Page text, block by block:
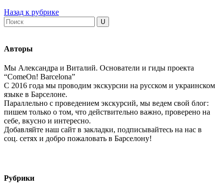
Назад к рубрике
Авторы
Мы Александра и Виталий. Основатели и гиды проекта
“ComeOn! Barcelona”
С 2016 года мы проводим экскурсии на русском и украинском
языке в Барселоне.
Параллельно с проведением экскурсий, мы ведем свой блог:
пишем только о том, что действительно важно, проверено на
себе, вкусно и интересно.
Добавляйте наш сайт в закладки, подписывайтесь на нас в
соц. сетях и добро пожаловать в Барселону!
Рубрики